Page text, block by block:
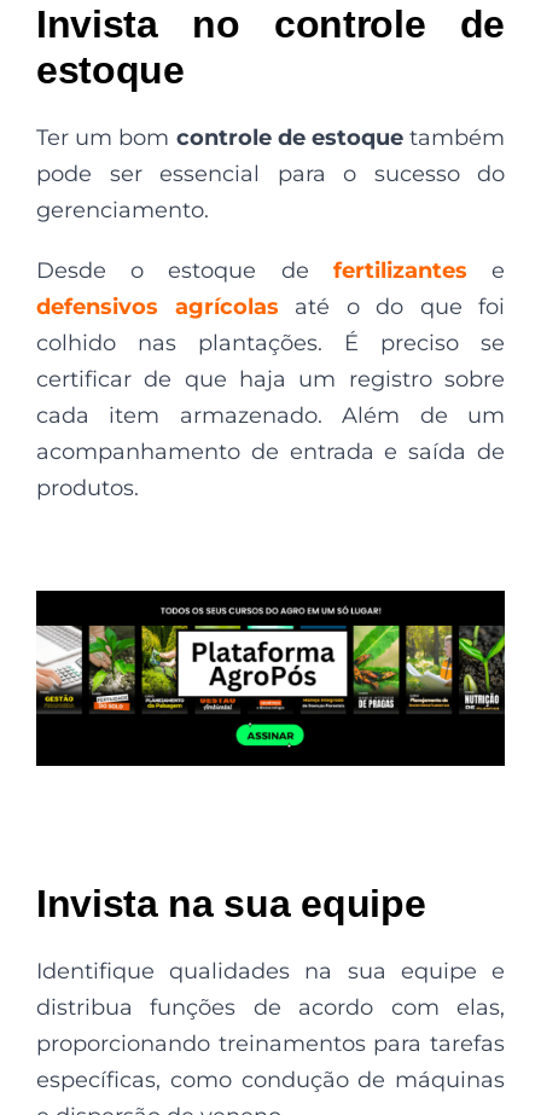
Invista no controle de
estoque
Ter um bom controle de estoquetambém
pode ser essencial para o sucesso do
gerenciamento.
Desde o estoque de fertilizantes
e
defensivos agrícolas até o do que foi
colhido nas plantações. É preciso se
certificar de que haja um registro sobre
cada item armazenado. Além de um
acompanhamento de entrada e saída de
produtos.
Invista na sua equipe
Identifique qualidades na sua equipe e
distribua funções de acordo com elas,
proporcionando treinamentos para tarefas
específicas, como condução de máquinas